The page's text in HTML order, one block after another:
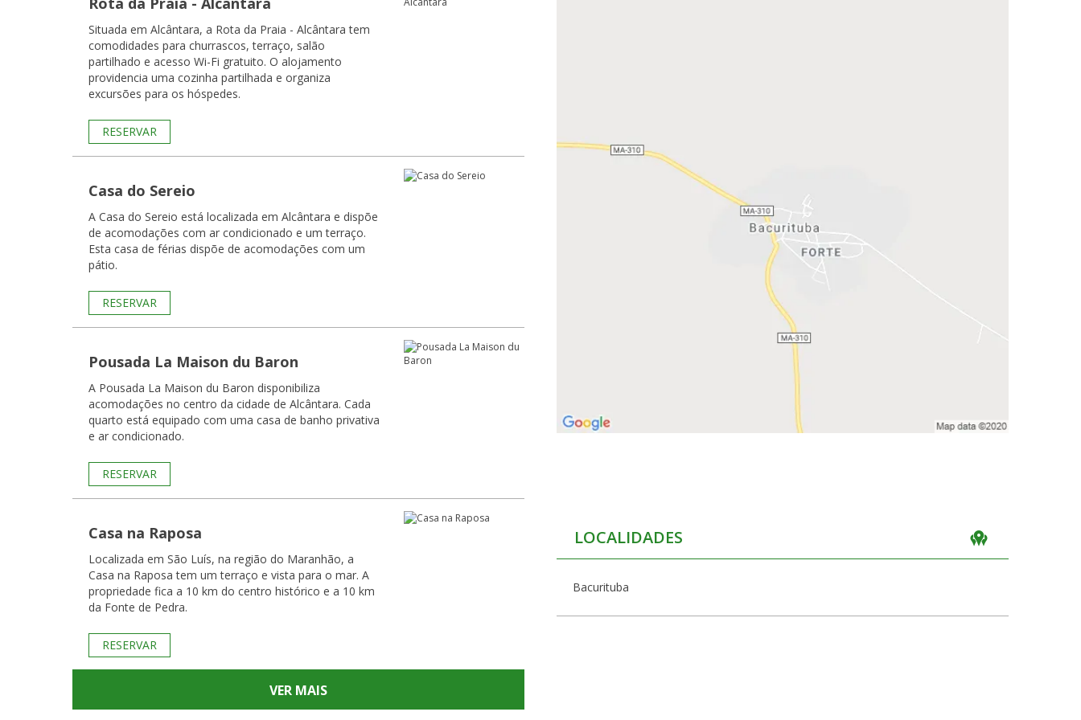
Situada em Alcântara, a Rota da Praia - Alcântara tem
comodidades para churrascos, terraço, salão
partilhado e acesso Wi-Fi gratuito. O alojamento
providencia uma cozinha partilhada e organiza
excursões para os hóspedes.
RESERVAR
Casa do Sereio
A Casa do Sereio está localizada em Alcântara e dispõe
de acomodações com ar condicionado e um terraço.
Esta casa de férias dispõe de acomodações com um
pátio.
RESERVAR
Pousada La Maison du Baron
A Pousada La Maison du Baron disponibiliza
acomodações no centro da cidade de Alcântara. Cada
quarto está equipado com uma casa de banho privativa
e ar condicionado.
RESERVAR
Casa na Raposa
Localizada em São Luís, na região do Maranhão, a
Casa na Raposa tem um terraço e vista para o mar. A
propriedade fica a 10 km do centro histórico e a 10 km
da Fonte de Pedra.
RESERVAR
VER MAIS
LOCALIDADES
Bacurituba